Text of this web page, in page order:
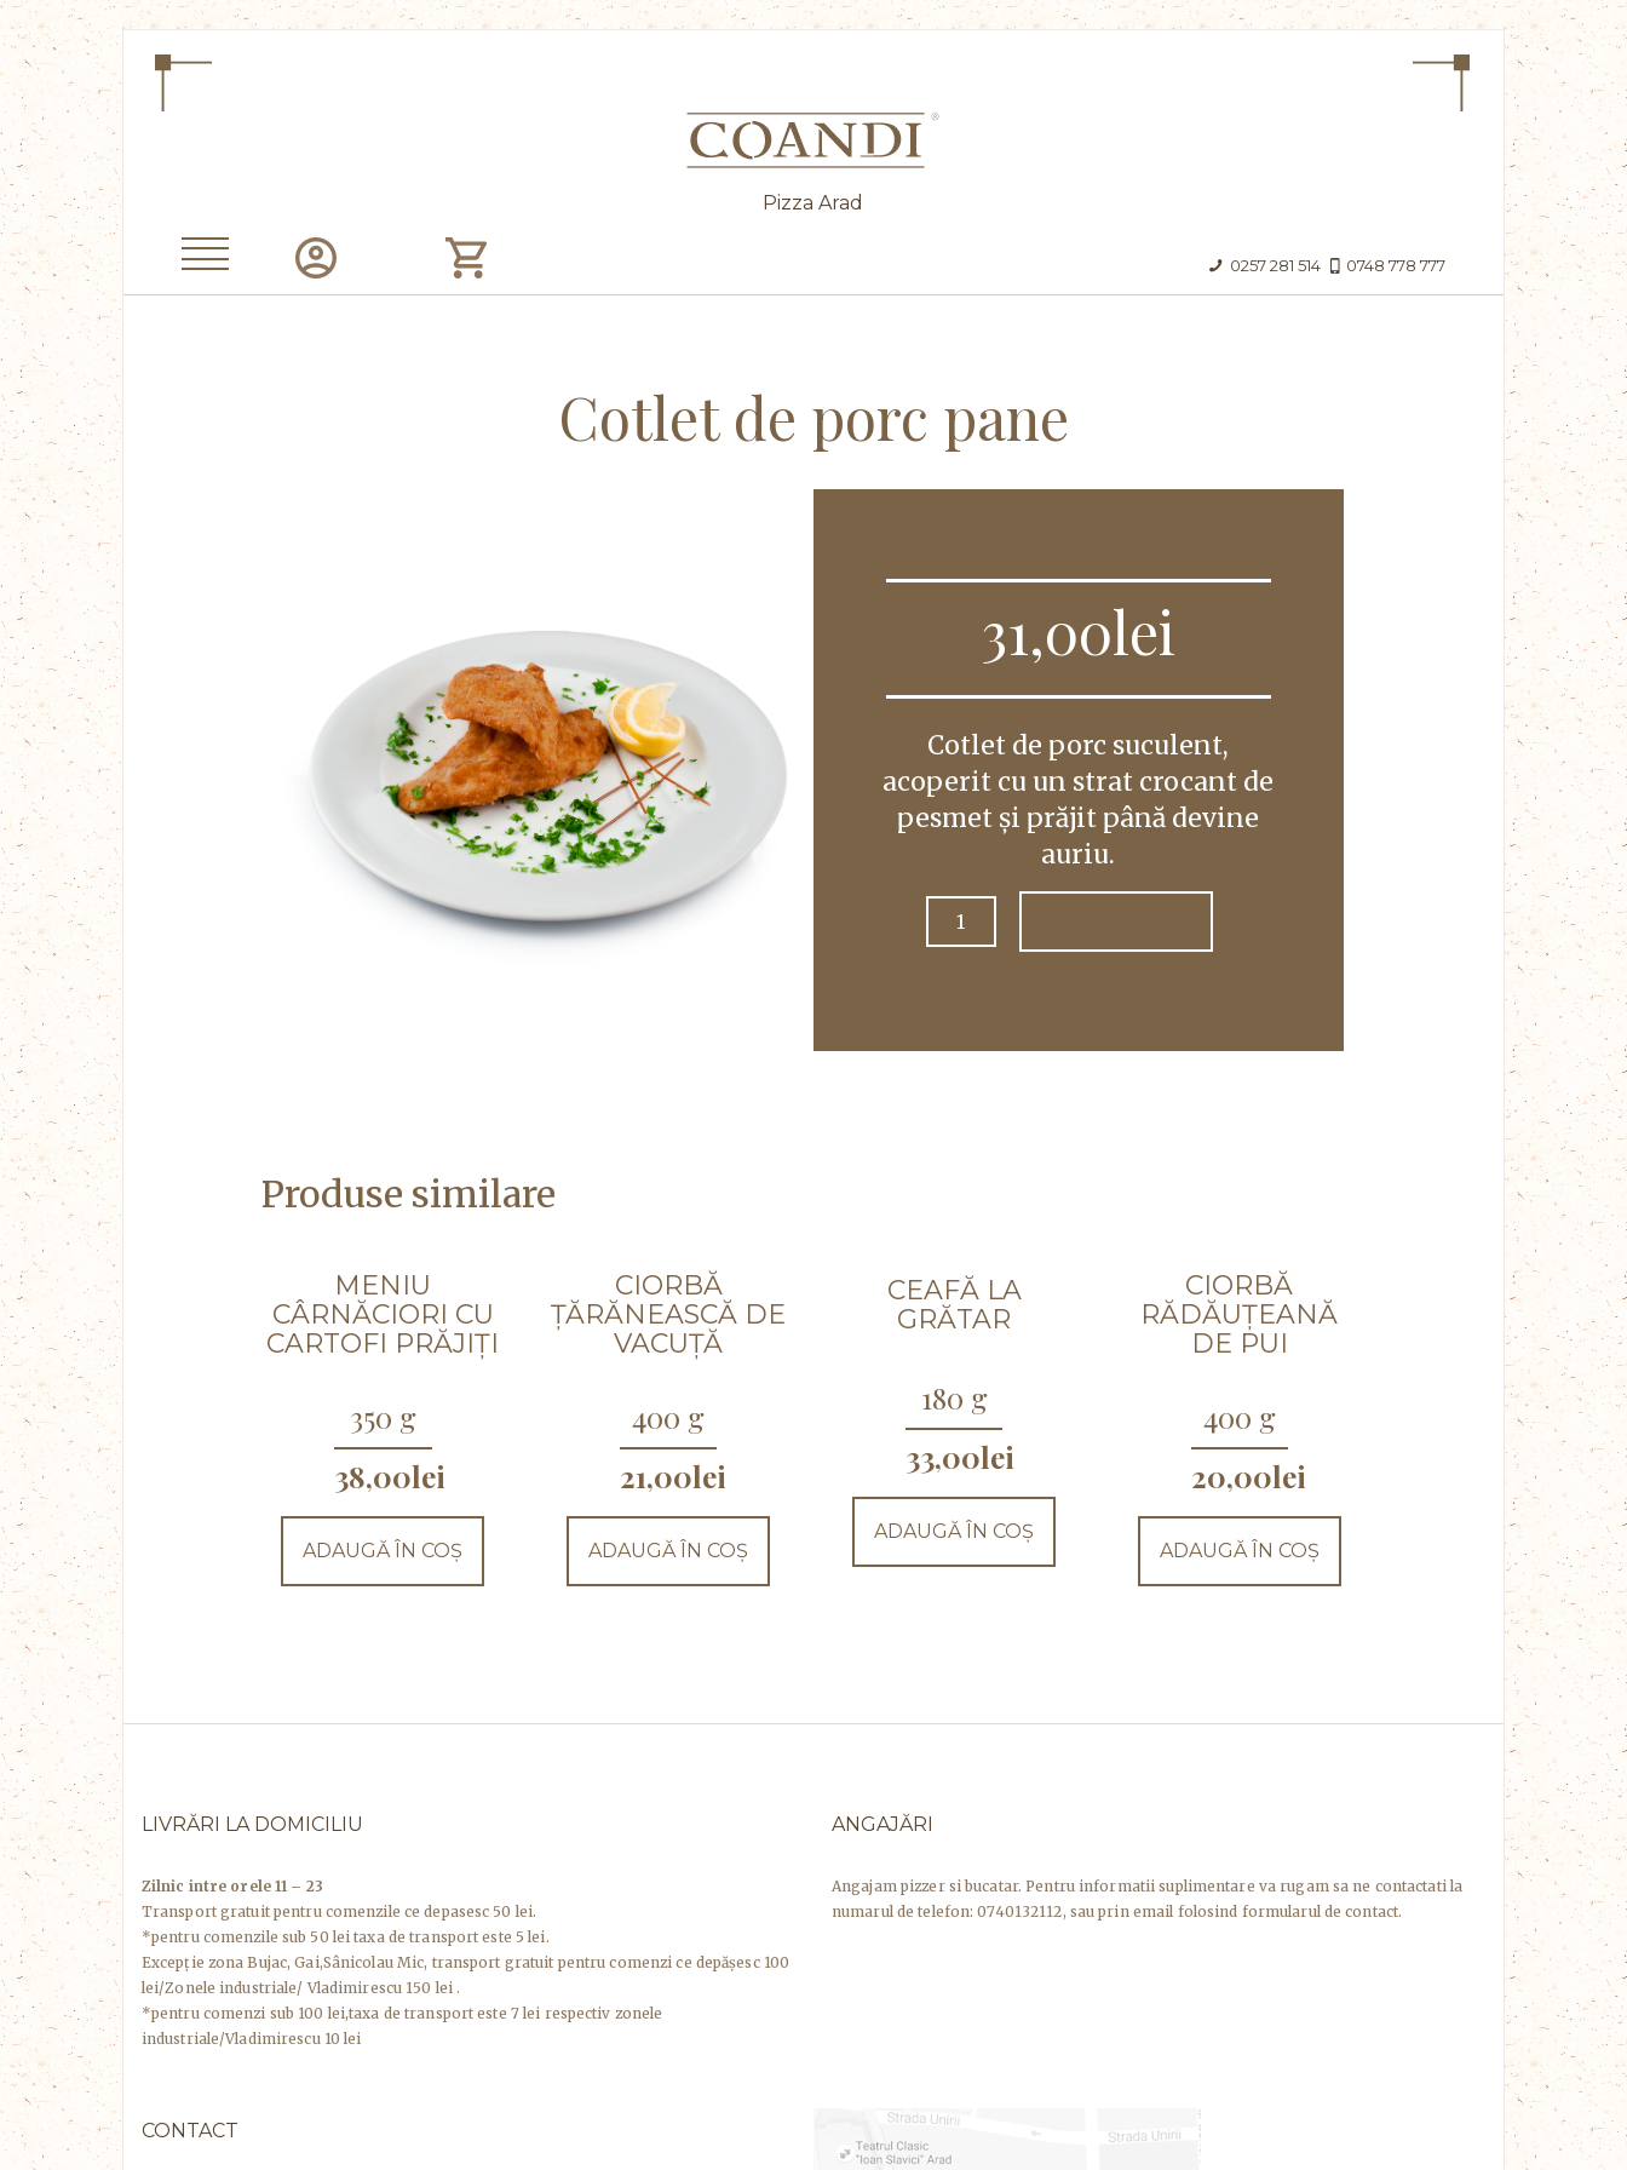
Pizza Arad
0257 281 514 0748 778 777
Cotlet de porc pane
31,00lei
Cotlet de porc suculent,
acoperit cu un strat crocant de
pesmet și prăjit până devine
auriu.
Cotlet
Produse similare
MENIU
CÂRNĂCIORI CU
CARTOFI PRĂJIȚI
350 g
38,00lei
ADAUGĂ ÎN COȘ
CIORBĂ
ȚĂRĂNEASCĂ DE
VACUȚĂ
400 g
21,00lei
ADAUGĂ ÎN COȘ
CEAFĂ LA
GRĂTAR
180 g
33,00lei
ADAUGĂ ÎN COȘ
CIORBĂ
RĂDĂUȚEANĂ
DE PUI
400 g
20,00lei
ADAUGĂ ÎN COȘ
LIVRĂRI LA DOMICILIU
Zilnic intre orele 11 – 23
Transport gratuit pentru comenzile ce depasesc 50 lei.
*pentru comenzile sub 50 lei taxa de transport este 5 lei.
Excepţie zona Bujac, Gai,Sânicolau Mic, transport gratuit pentru comenzi ce depășesc 100
lei/Zonele industriale/ Vladimirescu 150 lei .
*pentru comenzi sub 100 lei,taxa de transport este 7 lei respectiv zonele
industriale/Vladimirescu 10 lei
ANGAJĂRI
Angajam pizzer si bucatar. Pentru informatii suplimentare va rugam sa ne contactati la
numarul de telefon: 0740132112, sau prin email folosind formularul de contact.
CONTACT